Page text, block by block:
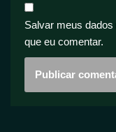
Salvar meus
que eu comentar.